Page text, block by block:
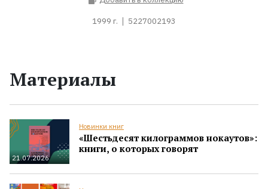
1999 г. 5227002193
Материалы
21.07.2026
Новинки книг
«Шестьдесят килограммов нокаутов»:
книги, о которых говорят